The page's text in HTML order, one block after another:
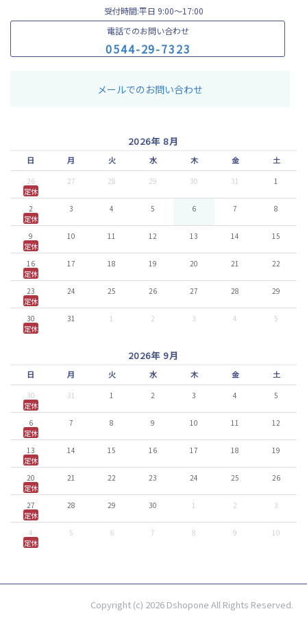
受付時間:平日 9:00〜17:00
電話でのお問い合わせ
0544-29-7323
メールでのお問い合わせ
2026年 8月
日 月 火 水 木 金 土
26 27 28 29 30 31
1
定休
2
3 4 5 6 7
8
定休
9
10 11 12 13 14
15
定休
16
17 18 19 20 21
22
定休
23
24 25 26 27 28
29
定休
30
31 1 2 3 4
5
定休
2026年 9月
日 月 火 水 木 金 土
30 31 1 2 3 4
5
定休
6
7 8 9 10 11
12
定休
13
14 15 16 17 18
19
定休
20
21 22 23 24 25
26
定休
27
28 29 30 1 2
3
定休
4
5 6 7 8 9
10
定休
Copyright (c) 2026 Dshopone All Rights Reserved.